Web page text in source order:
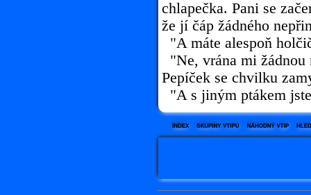
chlapečka. Pani se
že jí čáp žádného
"A máte alespoň
"Ne, vrána mi žádnou
Pepíček se chvilku
"A s jiným ptákem